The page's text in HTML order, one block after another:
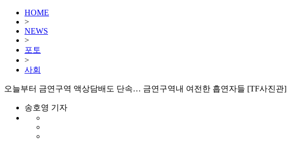
HOME
>
NEWS
>
포토
>
사회
오늘부터 금연구역 액상담배도 단속… 금연구역내 여전한 흡연자들 [TF사진관]
송호영 기자